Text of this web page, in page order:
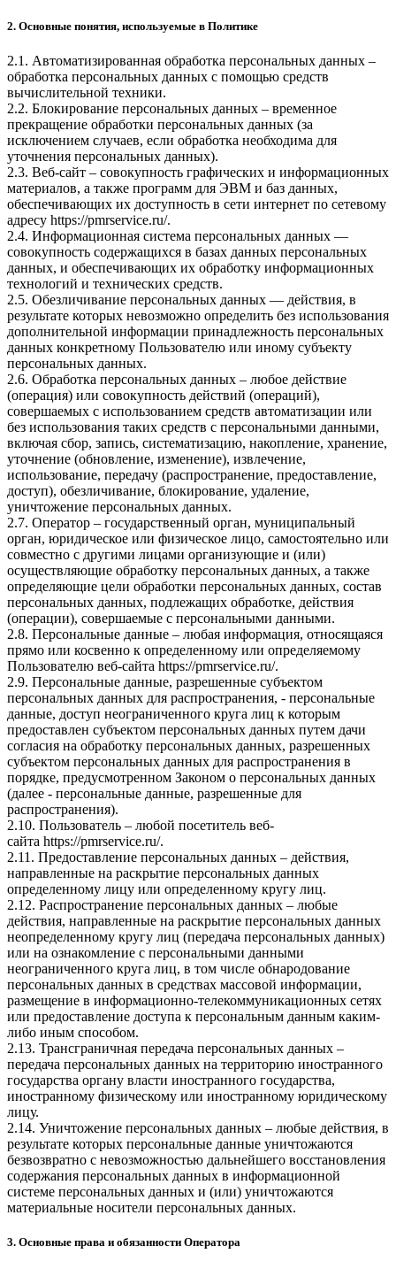
2. Основные понятия, используемые в Политике
2.1. Автоматизированная обработка персональных данных –
обработка персональных данных с помощью средств
вычислительной техники.
2.2. Блокирование персональных данных – временное
прекращение обработки персональных данных (за
исключением случаев, если обработка необходима для
уточнения персональных данных).
2.3. Веб-сайт – совокупность графических и информационных
материалов, а также программ для ЭВМ и баз данных,
обеспечивающих их доступность в сети интернет по сетевому
адресу https://pmrservice.ru/.
2.4. Информационная система персональных данных —
совокупность содержащихся в базах данных персональных
данных, и обеспечивающих их обработку информационных
технологий и технических средств.
2.5. Обезличивание персональных данных — действия, в
результате которых невозможно определить без использования
дополнительной информации принадлежность персональных
данных конкретному Пользователю или иному субъекту
персональных данных.
2.6. Обработка персональных данных – любое действие
(операция) или совокупность действий (операций),
совершаемых с использованием средств автоматизации или
без использования таких средств с персональными данными,
включая сбор, запись, систематизацию, накопление, хранение,
уточнение (обновление, изменение), извлечение,
использование, передачу (распространение, предоставление,
доступ), обезличивание, блокирование, удаление,
уничтожение персональных данных.
2.7. Оператор – государственный орган, муниципальный
орган, юридическое или физическое лицо, самостоятельно или
совместно с другими лицами организующие и (или)
осуществляющие обработку персональных данных, а также
определяющие цели обработки персональных данных, состав
персональных данных, подлежащих обработке, действия
(операции), совершаемые с персональными данными.
2.8. Персональные данные – любая информация, относящаяся
прямо или косвенно к определенному или определяемому
Пользователю веб-сайта https://pmrservice.ru/.
2.9. Персональные данные, разрешенные субъектом
персональных данных для распространения, - персональные
данные, доступ неограниченного круга лиц к которым
предоставлен субъектом персональных данных путем дачи
согласия на обработку персональных данных, разрешенных
субъектом персональных данных для распространения в
порядке, предусмотренном Законом о персональных данных
(далее - персональные данные, разрешенные для
распространения).
2.10. Пользователь – любой посетитель веб-
сайта https://pmrservice.ru/.
2.11. Предоставление персональных данных – действия,
направленные на раскрытие персональных данных
определенному лицу или определенному кругу лиц.
2.12. Распространение персональных данных – любые
действия, направленные на раскрытие персональных данных
неопределенному кругу лиц (передача персональных данных)
или на ознакомление с персональными данными
неограниченного круга лиц, в том числе обнародование
персональных данных в средствах массовой информации,
размещение в информационно-телекоммуникационных сетях
или предоставление доступа к персональным данным каким-
либо иным способом.
2.13. Трансграничная передача персональных данных –
передача персональных данных на территорию иностранного
государства органу власти иностранного государства,
иностранному физическому или иностранному юридическому
лицу.
2.14. Уничтожение персональных данных – любые действия, в
результате которых персональные данные уничтожаются
безвозвратно с невозможностью дальнейшего восстановления
содержания персональных данных в информационной
системе персональных данных и (или) уничтожаются
материальные носители персональных данных.
3. Основные права и обязанности Оператора